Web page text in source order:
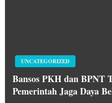
UNCATEGORIZED
Bansos PKH dan
Pemerintah Jaga Daya